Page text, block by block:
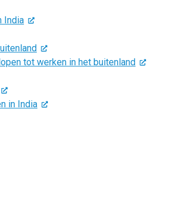
India
tot werken in het buitenland
in India